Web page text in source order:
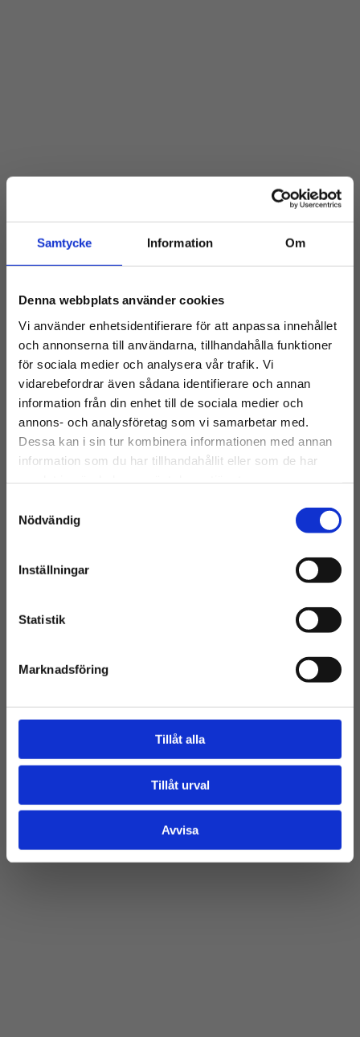
Samtycke Information Om
Denna webbplats använder cookies
Vi använder enhetsidentifierare för att anpassa innehållet
och annonserna till användarna, tillhandahålla funktioner
för sociala medier och analysera vår trafik. Vi
vidarebefordrar även sådana identifierare och annan
information från din enhet till de sociala medier och
annons- och analysföretag som vi samarbetar med.
Dessa kan i sin tur kombinera informationen med annan
information som du har tillhandahållit eller som de har
Nödvändig
Inställningar
Statistik
Marknadsföring
Tillåt alla
Tillåt urval
Avvisa
Norrköpings Betonghåltagning utför
material som betong, granit eller stål.